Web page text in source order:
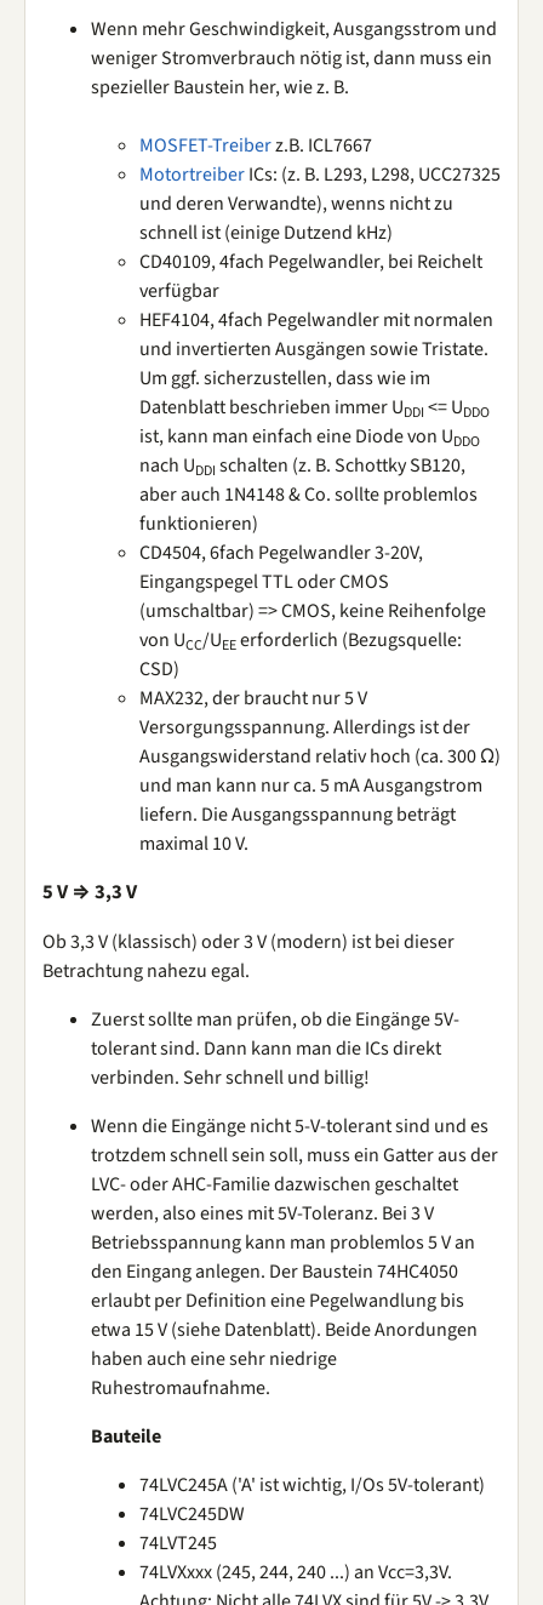
Wenn mehr Geschwindigkeit, Ausgangsstrom und
weniger Stromverbrauch nötig ist, dann muss ein
spezieller Baustein her, wie z. B.
MOSFET-Treiberz.B. ICL7667
MotortreiberICs: (z. B. L293, L298, UCC27325
und deren Verwandte), wenns nicht zu
schnell ist (einige Dutzend kHz)
CD40109, 4fach Pegelwandler, bei Reichelt
verfügbar
HEF4104, 4fach Pegelwandler mit normalen
und invertierten Ausgängen sowie Tristate.
Um ggf. sicherzustellen, dass wie im
Datenblatt beschrieben immer UDDI <= UDDO
ist, kann man einfach eine Diode von UDDO
nach UDDI schalten (z. B. Schottky SB120,
aber auch 1N4148 & Co. sollte problemlos
funktionieren)
CD4504, 6fach Pegelwandler 3-20V,
Eingangspegel TTL oder CMOS
(umschaltbar) => CMOS, keine Reihenfolge
von UCC/UEEerforderlich (Bezugsquelle:
CSD)
MAX232, der braucht nur 5 V
Versorgungsspannung. Allerdings ist der
Ausgangswiderstand relativ hoch (ca. 300 Ω)
und man kann nur ca. 5 mA Ausgangstrom
liefern. Die Ausgangsspannung beträgt
maximal 10 V.
5 V ⇒ 3,3 V
Ob 3,3 V (klassisch) oder 3 V (modern) ist bei dieser
Betrachtung nahezu egal.
Zuerst sollte man prüfen, ob die Eingänge 5V-
tolerant sind. Dann kann man die ICs direkt
verbinden. Sehr schnell und billig!
Wenn die Eingänge nicht 5-V-tolerant sind und es
trotzdem schnell sein soll, muss ein Gatter aus der
LVC- oder AHC-Familie dazwischen geschaltet
werden, also eines mit 5V-Toleranz. Bei 3 V
Betriebsspannung kann man problemlos 5 V an
den Eingang anlegen. Der Baustein 74HC4050
erlaubt per Definition eine Pegelwandlung bis
etwa 15 V (siehe Datenblatt). Beide Anordungen
haben auch eine sehr niedrige
Ruhestromaufnahme.
Bauteile
74LVC245A ('A' ist wichtig, I/Os 5V-tolerant)
74LVC245DW
74LVT245
74LVXxxx (245, 244, 240 ...) an Vcc=3,3V.